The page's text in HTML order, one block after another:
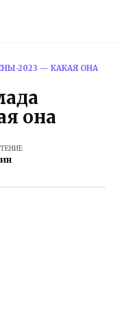
2023 — КАКАЯ ОНА
она